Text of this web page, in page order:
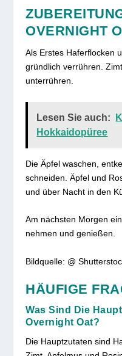
OVERNIGHT
Als Erstes Haferflocken
gründlich verrühren.
unterrühren.
Lesen Sie auch:
Hokkaidopüree
Die Äpfel waschen,
schneiden. Äpfel und
und über Nacht in den
Am nächsten Morgen
nehmen und genießen.
Bildquelle: @
HÄUFIGE
Was Sind Die
Overnight Oat?
Die Hauptzutaten sind